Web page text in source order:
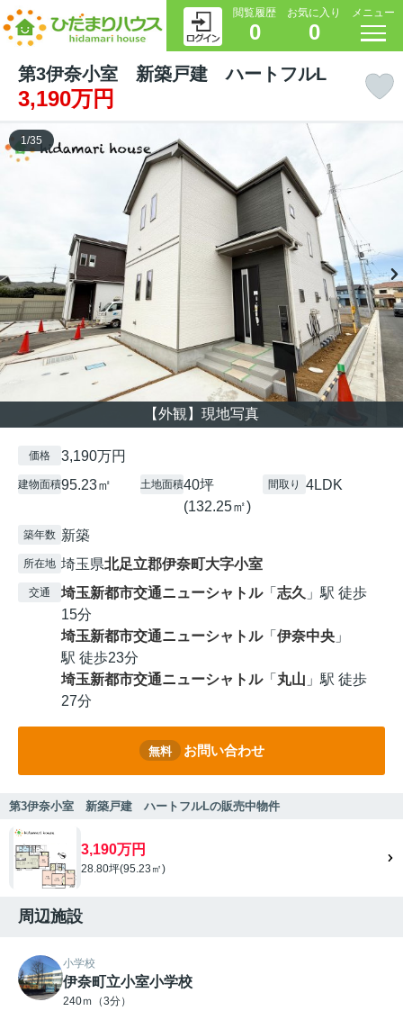
閲覧履歴
0
お気に入り
0
メニュー
第3伊奈小室 新築戸建 ハートフルL
3,190万円
【外観】現地写真
1/35
価格 3,190万円
建物面積95.23㎡ 土地面積40坪
(132.25㎡)
間取り 4LDK
築年数 新築
所在地 埼玉県北足立郡伊奈町大字小室
交通 埼玉新都市交通ニューシャトル「 志久 」駅 徒歩
15分
埼玉新都市交通ニューシャトル「 伊奈中央 」
駅 徒歩23分
埼玉新都市交通ニューシャトル「 丸山 」駅 徒歩
27分
無料 お問い合わせ
第3伊奈小室 新築戸建 ハートフルLの販売中物件
3,190万円
28.80坪(95.23㎡)
周辺施設
小学校
伊奈町立小室小学校
240ｍ（3分）